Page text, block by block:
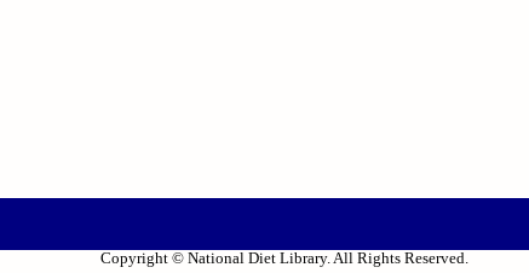
Copyright © National Diet Library. All Rights Reserved.